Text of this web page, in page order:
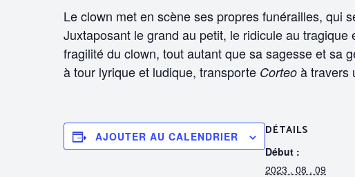
Le clown met en scène ses propres funérailles, qui
Juxtaposant le grand au petit, le ridicule au
fragilité du clown, tout autant que sa sagesse et sa
à tour lyrique et ludique, transporte Corteo à travers
AJOUTER AU CALENDRIER DÉTAILS
Début :
2023 . 08 . 09